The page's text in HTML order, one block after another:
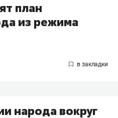
план
из режима
народа вокруг